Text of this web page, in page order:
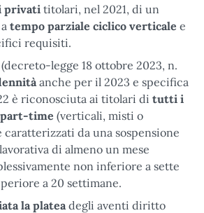
privati titolari, nel 2021, di un
tempo parziale ciclico verticale e
requisiti.
(decreto-legge 18 ottobre 2023, n.
anche per il 2023 e specifica
è riconosciuta ai titolari di tutti i
time (verticali, misti o
da una sospensione
di almeno un mese
non inferiore a sette
a 20 settimane.
la platea degli aventi diritto